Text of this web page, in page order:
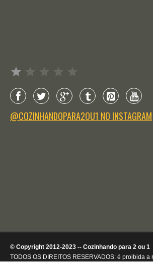
@COZINHANDOPARA2OU1 NO INSTAGRAM
© Copyright 2012-2023 -- Cozinhando para 2 ou 1
TODOS OS DIREITOS RESERVADOS: é proibida